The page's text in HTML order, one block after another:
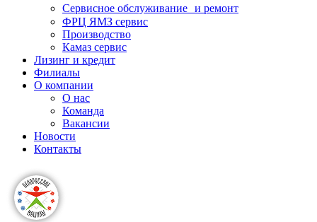
Сервисное обслуживание и ремонт
ФРЦ ЯМЗ сервис
Производство
Камаз сервис
Лизинг и кредит
Филиалы
О компании
О нас
Команда
Вакансии
Новости
Контакты